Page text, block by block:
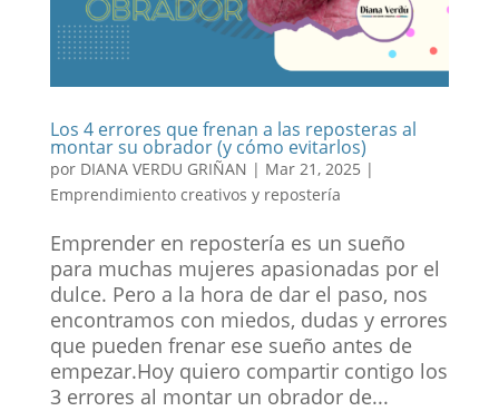
Los 4 errores que frenan a las reposteras al
montar su obrador (y cómo evitarlos)
por DIANA VERDU GRIÑAN | Mar 21, 2025 |
Emprendimiento creativos y repostería
Emprender en repostería es un sueño
para muchas mujeres apasionadas por el
dulce. Pero a la hora de dar el paso, nos
encontramos con miedos, dudas y errores
que pueden frenar ese sueño antes de
empezar.Hoy quiero compartir contigo los
3 errores al montar un obrador de...